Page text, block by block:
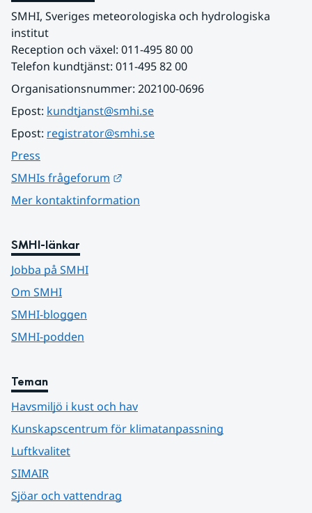
SMHI, Sveriges meteorologiska och hydrologiska
institut
Reception och växel: 011-495 80 00
Telefon kundtjänst: 011-495 82 00
Organisationsnummer: 202100-0696
Epost: kundtjanst@smhi.se
Epost: registrator@smhi.se
Press
SMHIs frågeforum
Mer kontaktinformation
SMHI-länkar
Jobba på SMHI
Om SMHI
SMHI-bloggen
SMHI-podden
Teman
Havsmiljö i kust och hav
Kunskapscentrum för klimatanpassning
Luftkvalitet
SIMAIR
Sjöar och vattendrag